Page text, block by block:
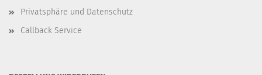
Privatsphäre und Datenschutz
Callback Service